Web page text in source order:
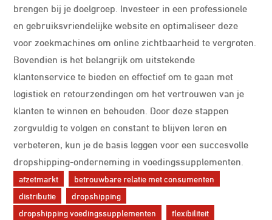
brengen bij je doelgroep. Investeer in een professionele
en gebruiksvriendelijke website en optimaliseer deze
voor zoekmachines om online zichtbaarheid te vergroten.
Bovendien is het belangrijk om uitstekende
klantenservice te bieden en effectief om te gaan met
logistiek en retourzendingen om het vertrouwen van je
klanten te winnen en behouden. Door deze stappen
zorgvuldig te volgen en constant te blijven leren en
verbeteren, kun je de basis leggen voor een succesvolle
dropshipping-onderneming in voedingssupplementen.
afzetmarkt
betrouwbare relatie met consumenten
distributie
dropshipping
dropshipping voedingssupplementen
flexibiliteit